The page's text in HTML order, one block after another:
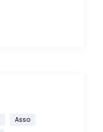
Asso